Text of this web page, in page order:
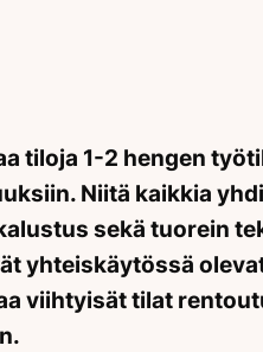
tiloja 1-2 hengen
Niitä kaikkia
sekä tuorein
yhteiskäytössä
viihtyisät tilat